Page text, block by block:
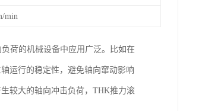
min
荷的机械设备中应用广泛。比如在
运行的稳定性，避免轴向窜动影响
较大的轴向冲击负荷，THK推力滚